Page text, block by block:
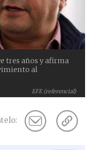
EFE (referencial)
tres años y afirma
al